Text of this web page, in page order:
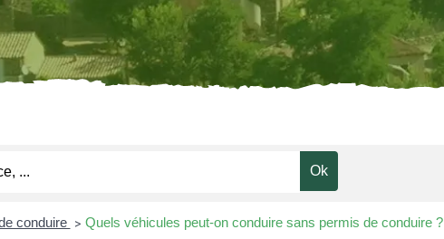
conduire > Quels véhicules peut-on conduire sans permis de conduire ?